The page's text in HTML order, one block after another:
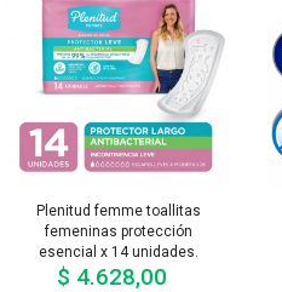
Plenitud femme toallitas
femeninas protección
esencial x 14 unidades.
$ 4.628,00